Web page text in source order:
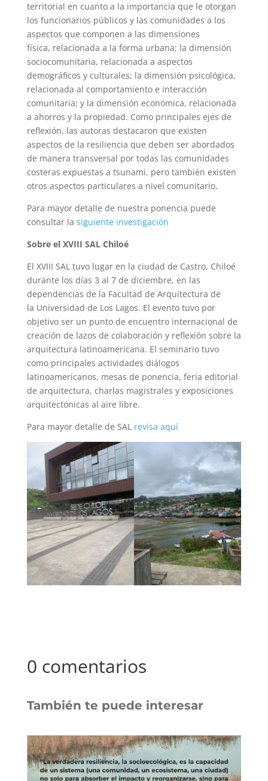
territorial en cuanto a la importancia que le otorgan
los funcionarios públicos y las comunidades a los
aspectos que componen a las dimensiones
física, relacionada a la forma urbana; la dimensión
sociocomunitaria, relacionada a aspectos
demográficos y culturales; la dimensión psicológica,
relacionada al comportamiento e interacción
comunitaria; y la dimensión económica, relacionada
a ahorros y la propiedad. Como principales ejes de
reflexión, las autoras destacaron que existen
aspectos de la resiliencia que deben ser abordados
de manera transversal por todas las comunidades
costeras expuestas a tsunami, pero también existen
otros aspectos particulares a nivel comunitario.
Para mayor detalle de nuestra ponencia puede
consultar la siguiente investigación
Sobre el XVIII SAL Chiloé
El XVIII SAL tuvo lugar en la ciudad de Castro, Chiloé
durante los días 3 al 7 de diciembre, en las
dependencias de la Facultad de Arquitectura de
la Universidad de Los Lagos. El evento tuvo por
objetivo ser un punto de encuentro internacional de
creación de lazos de colaboración y reflexión sobre la
arquitectura latinoamericana. El seminario tuvo
como principales actividades diálogos
latinoamericanos, mesas de ponencia, feria editorial
de arquitectura, charlas magistrales y exposiciones
arquitectónicas al aire libre.
Para mayor detalle de SAL revisa aquí
0 comentarios
También te puede interesar